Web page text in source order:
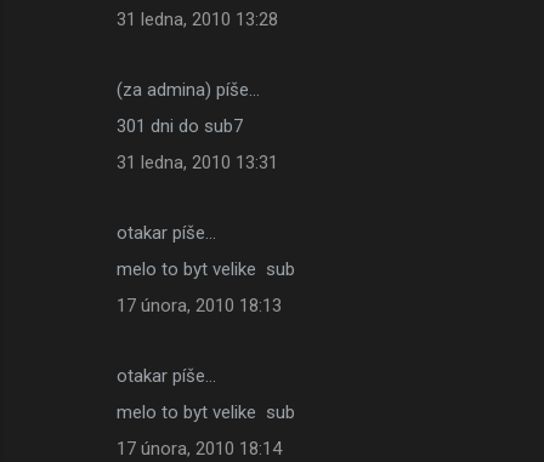
31 ledna, 2010 13:28
(za admina) píše…
301 dni do sub7
31 ledna, 2010 13:31
otakar píše…
melo to byt velike sub
17 února, 2010 18:13
otakar píše…
melo to byt velike sub
17 února, 2010 18:14